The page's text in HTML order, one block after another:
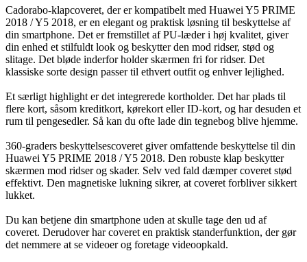
Cadorabo-klapcoveret, der er kompatibelt med Huawei Y5 PRIME
2018 / Y5 2018, er en elegant og praktisk løsning til beskyttelse af
din smartphone. Det er fremstillet af PU-læder i høj kvalitet, giver
din enhed et stilfuldt look og beskytter den mod ridser, stød og
slitage. Det bløde inderfor holder skærmen fri for ridser. Det
klassiske sorte design passer til ethvert outfit og enhver lejlighed.
Et særligt highlight er det integrerede kortholder. Det har plads til
flere kort, såsom kreditkort, kørekort eller ID-kort, og har desuden et
rum til pengesedler. Så kan du ofte lade din tegnebog blive hjemme.
360-graders beskyttelsescoveret giver omfattende beskyttelse til din
Huawei Y5 PRIME 2018 / Y5 2018. Den robuste klap beskytter
skærmen mod ridser og skader. Selv ved fald dæmper coveret stød
effektivt. Den magnetiske lukning sikrer, at coveret forbliver sikkert
lukket.
Du kan betjene din smartphone uden at skulle tage den ud af
coveret. Derudover har coveret en praktisk standerfunktion, der gør
det nemmere at se videoer og foretage videoopkald.